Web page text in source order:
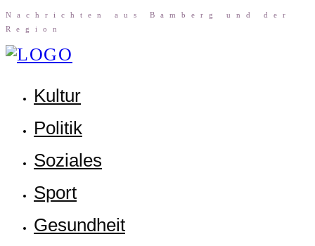
Nach­rich­ten aus Bam­berg und der
Region
Kul­tur
Poli­tik
Sozia­les
Sport
Gesund­heit